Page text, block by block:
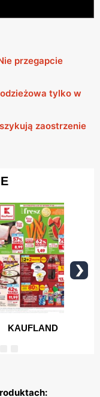
przegapcie
tylko w
zaostrzenie